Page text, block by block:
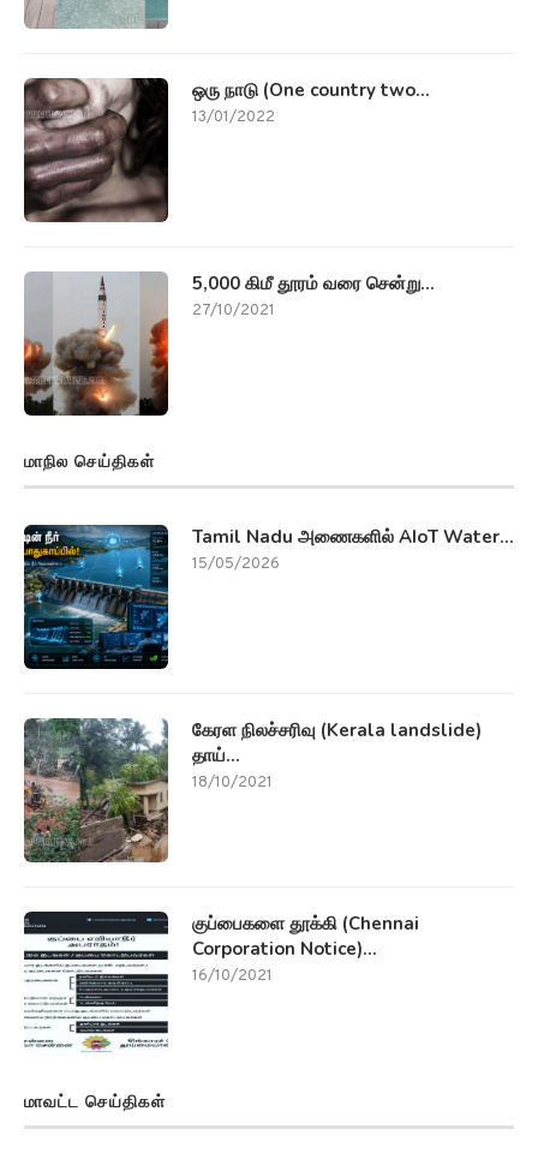
ஒரு நாடு (One country two...
13/01/2022
5,000 கிமீ தூரம் வரை சென்று...
27/10/2021
மாநில செய்திகள்
Tamil Nadu அணைகளில் AIoT Water...
15/05/2026
கேரள நிலச்சரிவு (Kerala landslide)
தாய்...
18/10/2021
குப்பைகளை தூக்கி (Chennai
Corporation Notice)...
16/10/2021
மாவட்ட செய்திகள்